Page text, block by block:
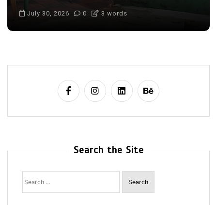
July 30, 2026 0 3 words
Search the Site
Search
for: